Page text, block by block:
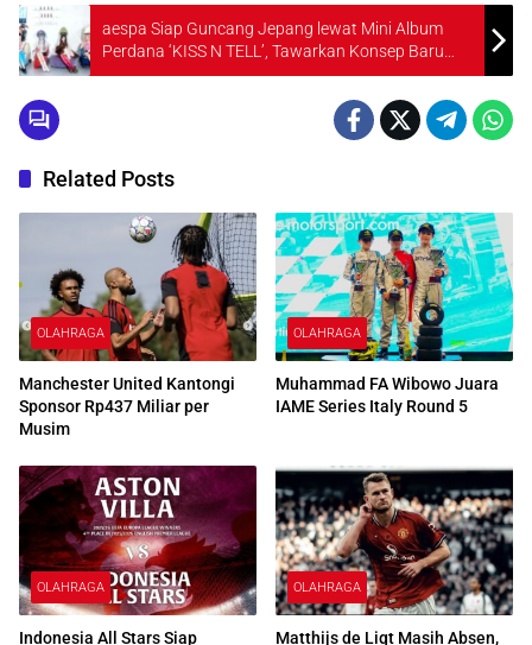
aespa Siap Guncang Jepang lewat Mini Album
Perdana ‘KISS N TELL’, Tawarkan Konsep Baru
yang Lebih Ceria
Related Posts
OLAHRAGA
Manchester United Kantongi
Sponsor Rp437 Miliar per
Musim
OLAHRAGA
Muhammad FA Wibowo Juara
IAME Series Italy Round 5
OLAHRAGA
Indonesia All Stars Siap
OLAHRAGA
Matthijs de Ligt Masih Absen,